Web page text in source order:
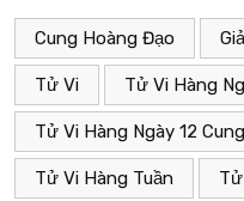
Cung Hoàng Đạo
Tử Vi Tử Vi Hàng
Tử Vi Hàng Ngày 12 Cung
Tử Vi Hàng Tuần